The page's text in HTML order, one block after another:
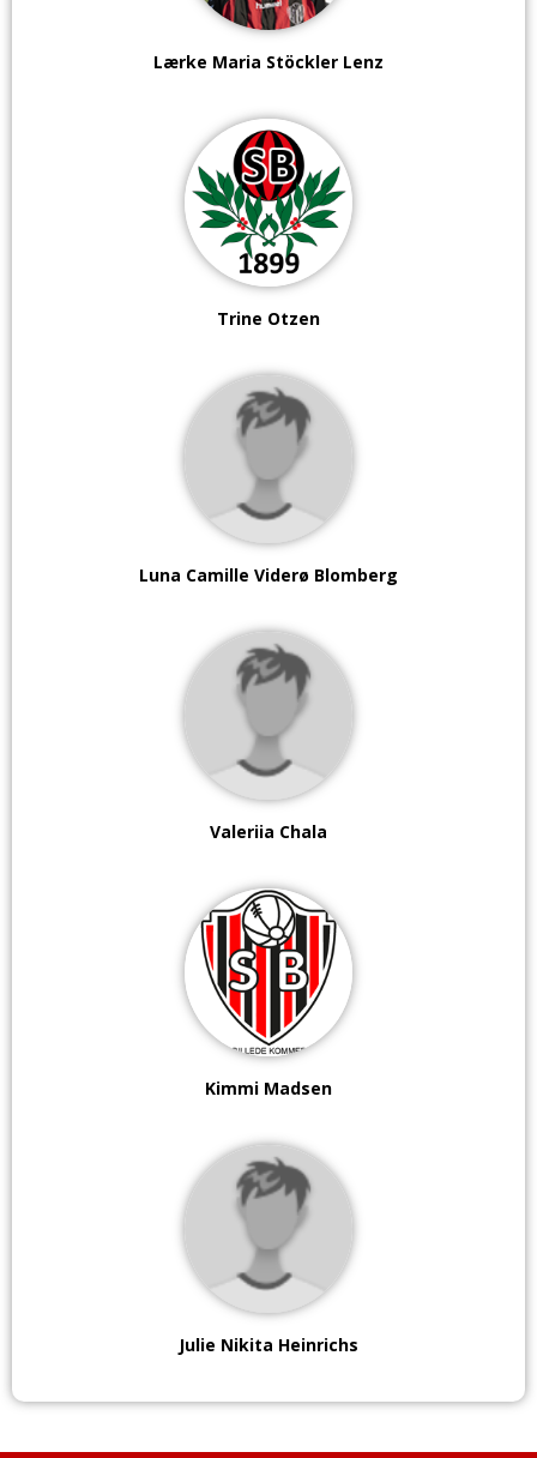
Lærke Maria Stöckler Lenz
Trine Otzen
Luna Camille Viderø Blomberg
Valeriia Chala
Kimmi Madsen
Julie Nikita Heinrichs